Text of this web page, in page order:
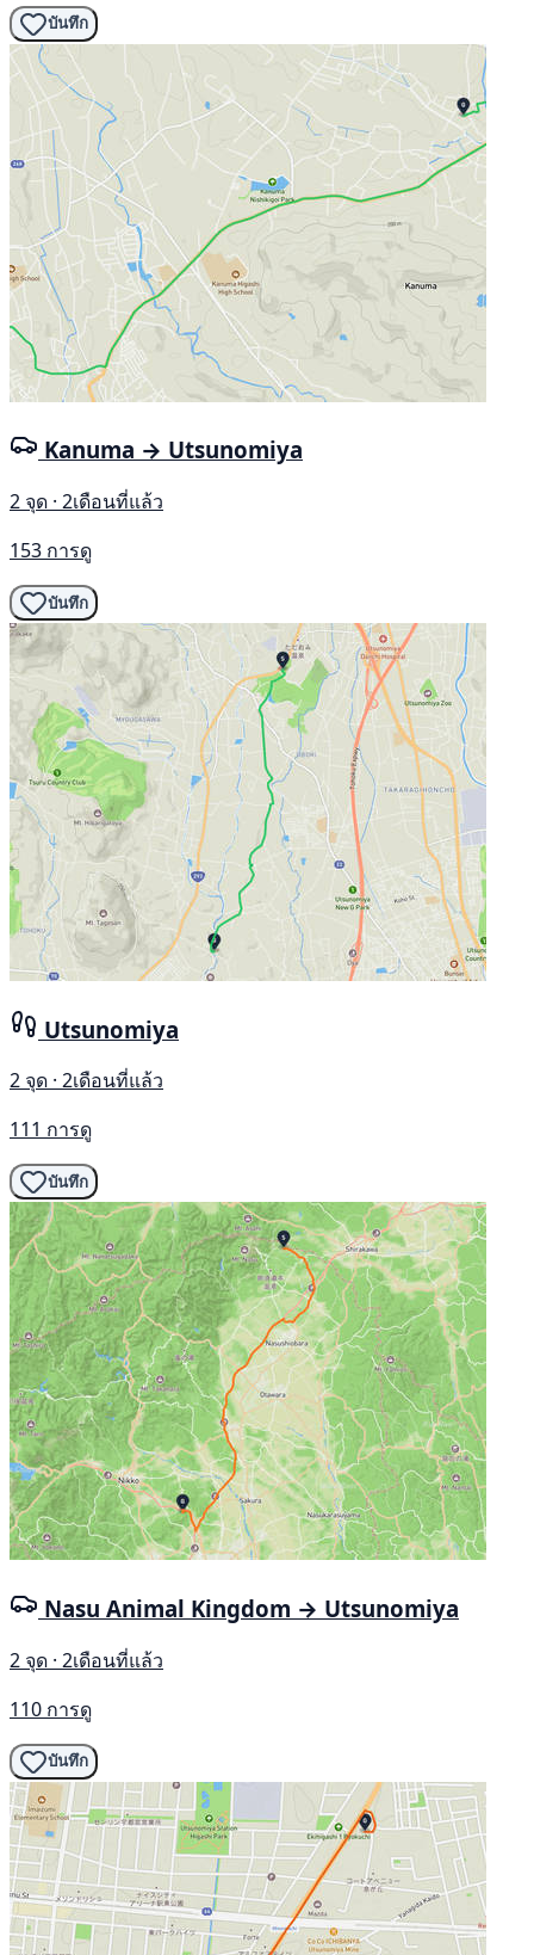
บันทึก
Kanuma → Utsunomiya
2 จุด · 2เดือนที่แล้ว
153 การดู
บันทึก
Utsunomiya
2 จุด · 2เดือนที่แล้ว
111 การดู
บันทึก
Nasu Animal Kingdom → Utsunomiya
2 จุด · 2เดือนที่แล้ว
110 การดู
บันทึก